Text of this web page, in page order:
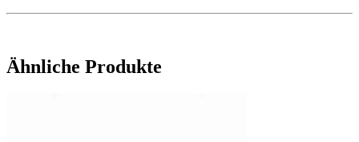
Ähnliche Produkte